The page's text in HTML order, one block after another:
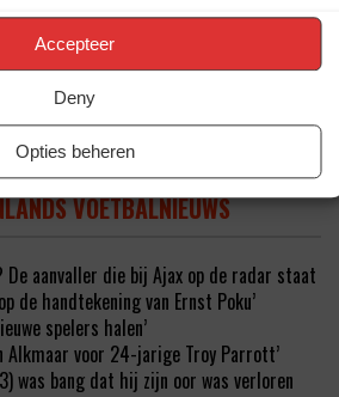
Accepteer
Deny
Opties beheren
BEELEN NA EEN JAAR OP DE WEG
FEYENOORD
VOETBALNIEUWS
aanvaller die bij Ajax op de radar staat
de handtekening van Ernst Poku’
spelers halen’
Alkmaar voor 24-jarige Troy Parrott’
was bang dat hij zijn oor was verloren